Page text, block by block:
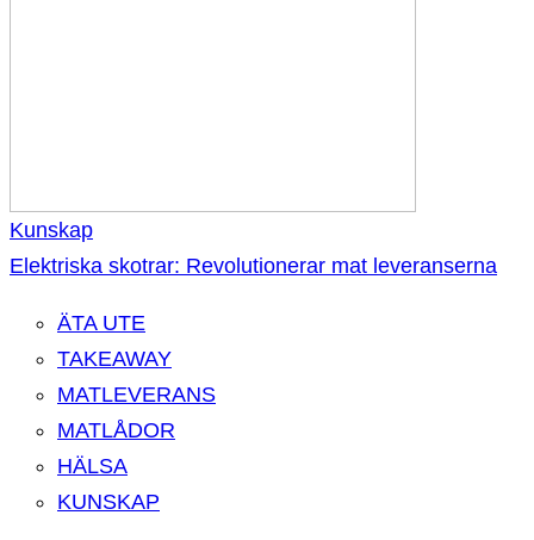
Kunskap
Elektriska skotrar: Revolutionerar mat leveranserna
ÄTA UTE
TAKEAWAY
MATLEVERANS
MATLÅDOR
HÄLSA
KUNSKAP